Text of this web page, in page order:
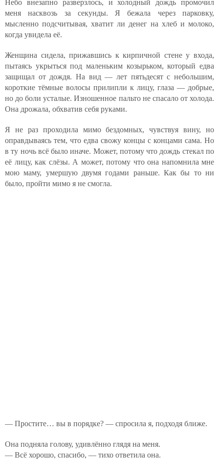
Небо внезапно разверзлось, и холодный дождь промочил
меня насквозь за секунды. Я бежала через парковку,
мысленно подсчитывая, хватит ли денег на хлеб и молоко,
когда увидела её.
Женщина сидела, прижавшись к кирпичной стене у входа,
пытаясь укрыться под маленьким козырьком, который едва
защищал от дождя. На вид — лет пятьдесят с небольшим,
короткие тёмные волосы прилипли к лицу, глаза — добрые,
но до боли усталые. Изношенное пальто не спасало от холода.
Она дрожала, обхватив себя руками.
Я не раз проходила мимо бездомных, чувствуя вину, но
оправдываясь тем, что едва свожу концы с концами сама. Но
в ту ночь всё было иначе. Может, потому что дождь стекал по
её лицу, как слёзы. А может, потому что она напомнила мне
мою маму, умершую двумя годами раньше. Как бы то ни
было, пройти мимо я не смогла.
— Простите… вы в порядке? — спросила я, подходя ближе.
Она подняла голову, удивлённо глядя на меня.
— Всё хорошо, спасибо, — тихо ответила она.